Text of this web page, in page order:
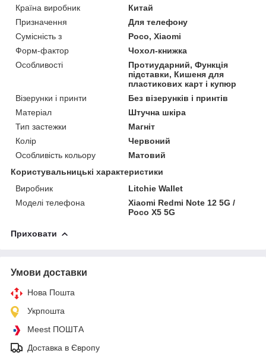
Країна виробник
Китай
Призначення
Для телефону
Сумісність з
Poco, Xiaomi
Форм-фактор
Чохол-книжка
Особливості
Протиударний, Функція
підставки, Кишеня для
пластикових карт і купюр
Візерунки і принти
Без візерунків і принтів
Матеріал
Штучна шкіра
Тип застежки
Магніт
Колір
Червоний
Особливість кольору
Матовий
Користувальницькі характеристики
Виробник
Litchie Wallet
Моделі телефона
Xiaomi Redmi Note 12 5G /
Poco X5 5G
Приховати
Умови доставки
Нова Пошта
Укрпошта
Meest ПОШТА
Доставка в Європу